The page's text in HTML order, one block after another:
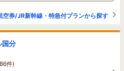
空券/JR新幹線・特急付プランから探す
国分
件)